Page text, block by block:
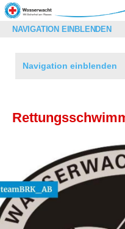
NAVIGATION EINBLENDEN
Navigation einblenden